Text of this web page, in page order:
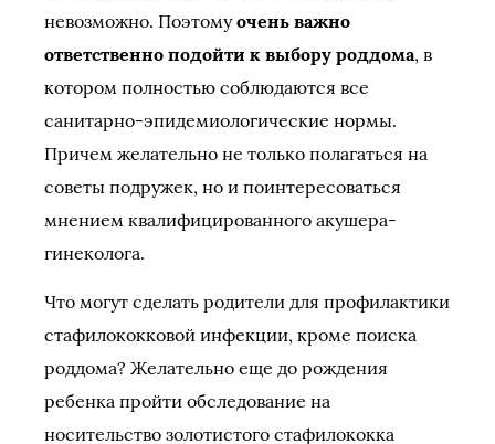
невозможно. Поэтомуочень важно
ответственно подойти к выбору роддома, в
котором полностью соблюдаются все
санитарно-эпидемиологические нормы.
Причем желательно не только полагаться на
советы подружек, но и поинтересоваться
мнением квалифицированного акушера-
гинеколога.
Что могут сделать родители для профилактики
стафилококковой инфекции, кроме поиска
роддома? Желательно еще до рождения
ребенка пройти обследование на
носительство золотистого стафилококка